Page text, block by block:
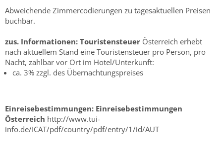
Abweichende Zimmercodierungen zu tagesaktuellen Preisen
buchbar.
zus. Informationen: Touristensteuer Österreich erhebt
nach aktuellem Stand eine Touristensteuer pro Person, pro
Nacht, zahlbar vor Ort im Hotel/Unterkunft:
ca. 3% zzgl. des Übernachtungspreises
Einreisebestimmungen: Einreisebestimmungen
Österreich http://www.tui-
info.de/ICAT/pdf/country/pdf/entry/1/id/AUT